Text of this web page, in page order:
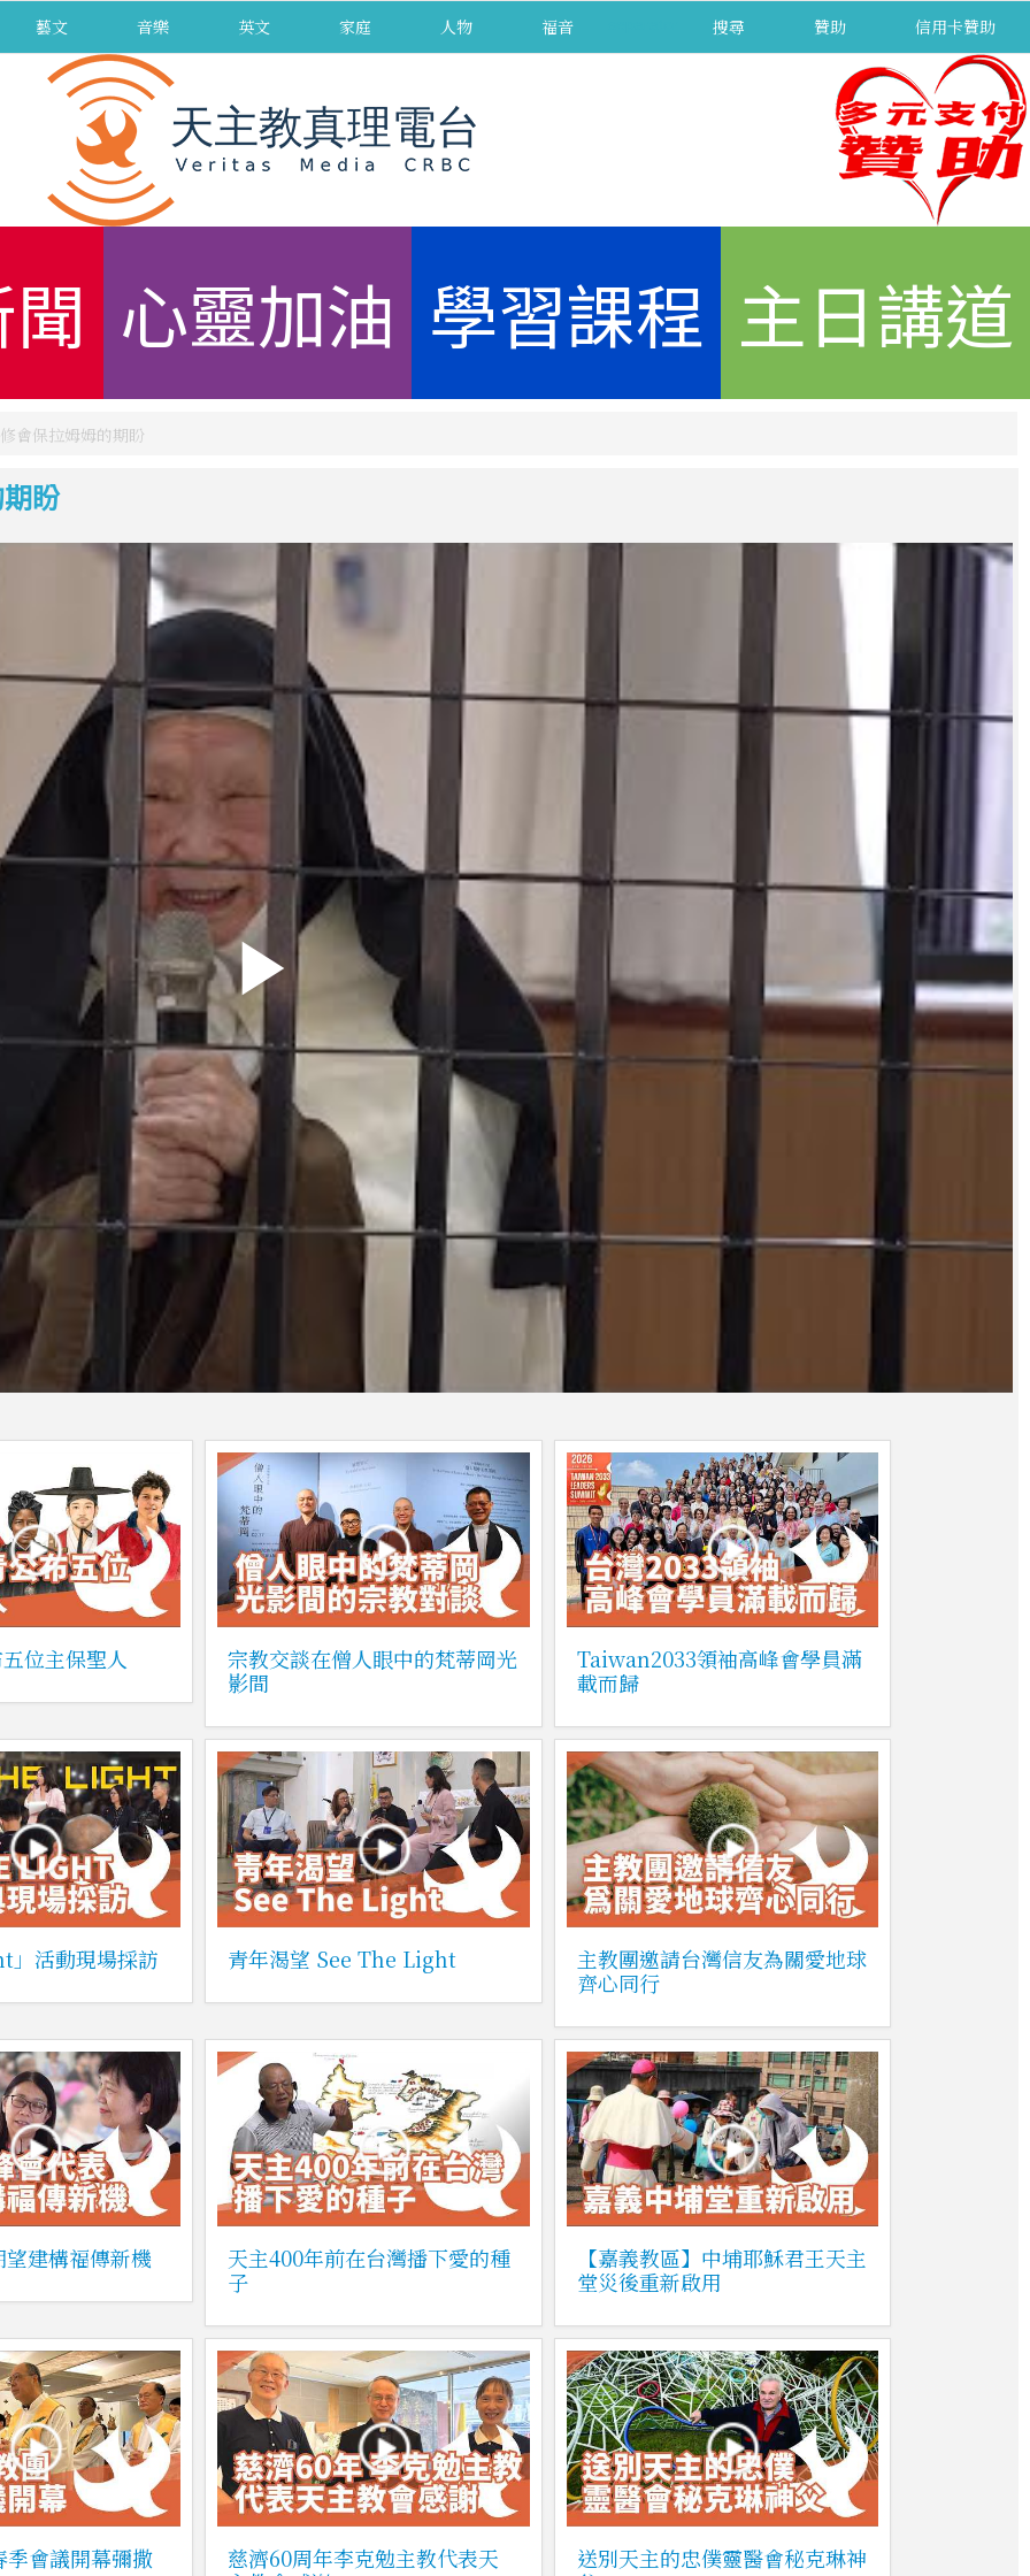
藝文 音樂 英文 家庭 人物 福音 搜尋 贊助 信用卡贊助
心靈加油 學習課程 主日講道
會保拉姆姆的期盼
盼
位主保聖人
宗教交談在僧人眼中的梵蒂岡光
影間
Taiwan2033領袖高峰會學員滿
載而歸
活動現場採訪 青年渴望 See The Light
主教團邀請台灣信友為關愛地球
齊心同行
建構福傳新機
天主400年前在台灣播下愛的種
子
【嘉義教區】中埔耶穌君王天主
堂災後重新啟用
季會議開幕彌撒
慈濟60周年李克勉主教代表天
送別天主的忠僕靈醫會秘克琳神